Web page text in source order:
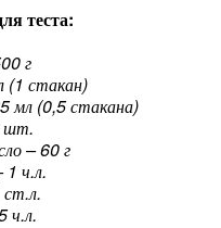
теста:
г
(1 стакан)
мл (0,5 стакана)
шт.
– 60 г
ч.л.
ч.л.